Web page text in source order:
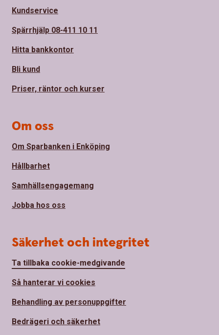
Kundservice
Spärrhjälp 08-411 10 11
Hitta bankkontor
Bli kund
Priser, räntor och kurser
Om oss
Om Sparbanken i Enköping
Hållbarhet
Samhällsengagemang
Jobba hos oss
Säkerhet och integritet
Ta tillbaka cookie-medgivande
Så hanterar vi cookies
Behandling av personuppgifter
Bedrägeri och säkerhet